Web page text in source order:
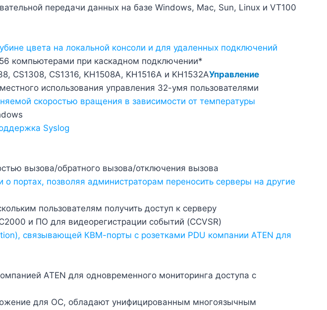
передачи данных на базе Windows, Mac, Sun, Linux и VT100
цвета на локальной консоли и для удаленных подключений
компьютерами при каскадном подключении*
CS1316, KH1508A, KH1516A и KH1532AУправление
использования управления 32-умя пользователями
скоростью вращения в зависимости от температуры
Syslog
вызова/обратного вызова/отключения вызова
портах, позволяя администраторам переносить серверы на другие
пользователям получить доступ к серверу
и ПО для видеорегистрации событий (CCVSR)
связывающей КВМ-порты с розетками PDU компании ATEN для
ATEN для одновременного мониторинга доступа с
для ОС, обладают унифицированным многоязычным